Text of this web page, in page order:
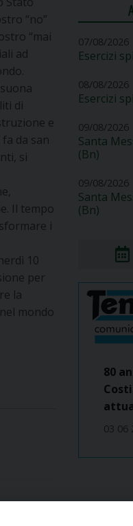
“no”
“mai
ad
di
e
da san
si
Il tempo
i
10
per
la
mondo
07/08/2026
Esercizi
08/08/2026
Esercizi
09/08/2026
Santa
(Bn)
09/08/2026
Santa
(Bn)
80
03 06